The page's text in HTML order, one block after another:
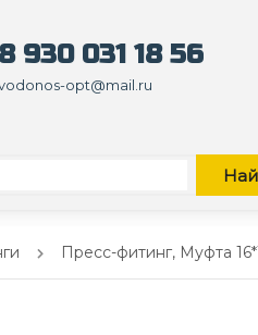
8 930 031 18 56
opt@mail.ru
Пресс-фитинг, Муфта